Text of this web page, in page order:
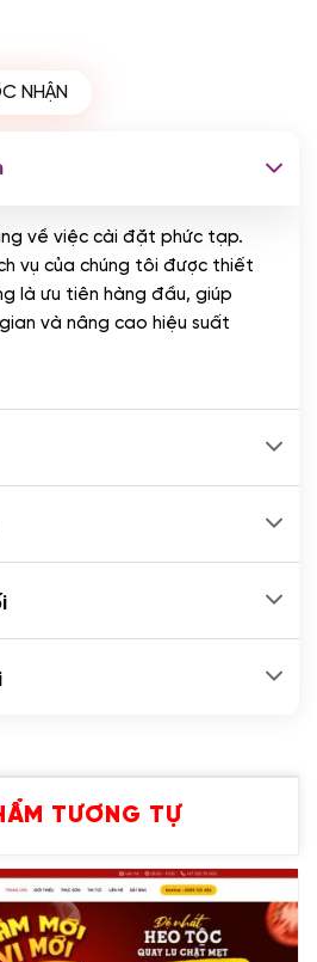
theo yêu cầu
lý thanh toán tự động qua
NHẬN
về việc cài đặt phức tạp.
vụ của chúng tôi được thiết
là ưu tiên hàng đầu, giúp
và nâng cao hiệu suất
TƯƠNG TỰ